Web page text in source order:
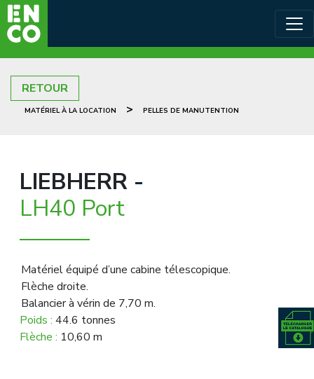
RETOUR
MATÉRIEL À LA LOCATION > PELLES DE MANUTENTION
LIEBHERR -
LH40 Port
Matériel équipé d’une cabine télescopique.
Flèche droite.
Balancier à vérin de 7,70 m.
Poids : 44.6 tonnes
Flèche : 10,60 m